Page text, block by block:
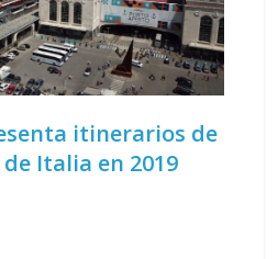
itinerarios de
Italia en 2019